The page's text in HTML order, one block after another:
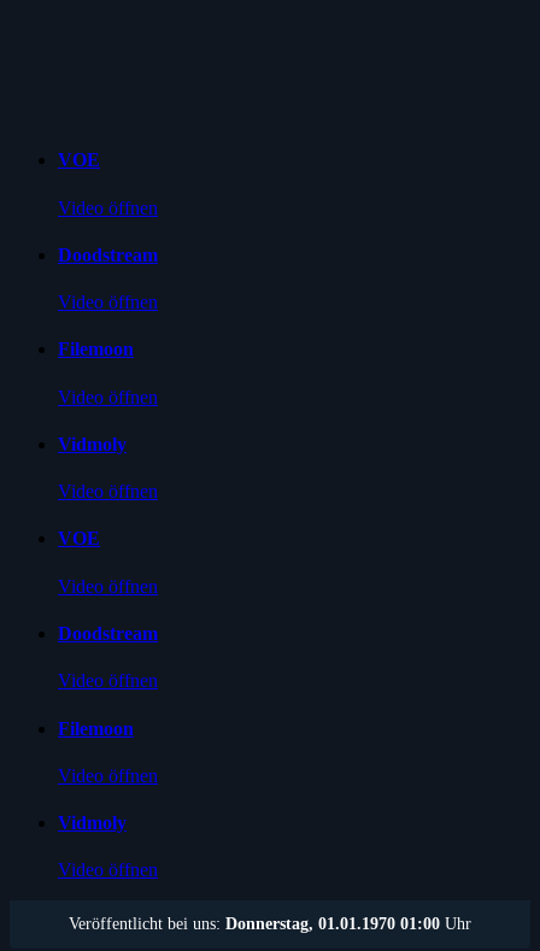
VOE
Video öffnen
Doodstream
Video öffnen
Filemoon
Video öffnen
Vidmoly
Video öffnen
VOE
Video öffnen
Doodstream
Video öffnen
Filemoon
Video öffnen
Vidmoly
Video öffnen
Veröffentlicht bei uns: Donnerstag, 01.01.1970 01:00 Uhr